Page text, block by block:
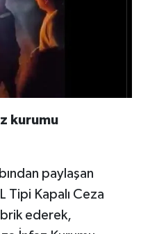
kurumu
paylaşan
Tipi Kapalı Ceza
ederek,